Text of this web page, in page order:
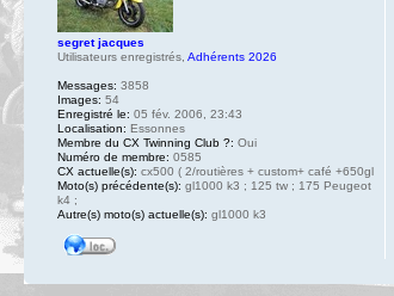
segret jacques
Utilisateurs enregistrés Adhérents 2026
Messages: 3858
Images: 54
Enregistré le: 05 fév. 2006, 23:43
Localisation: Essonnes
Membre du CX Twinning Club ?: Oui
Numéro de membre: 0585
CX actuelle(s): cx500 ( 2/routières + custom+ café +650gl
Moto(s) précédente(s): gl1000 k3 ; 125 tw ; 175 Peugeot
k4 ;
Autre(s) moto(s) actuelle(s): gl1000 k3